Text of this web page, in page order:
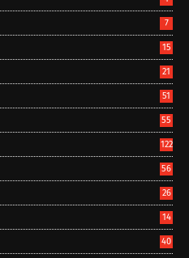
7
15
21
51
55
122
56
26
14
40